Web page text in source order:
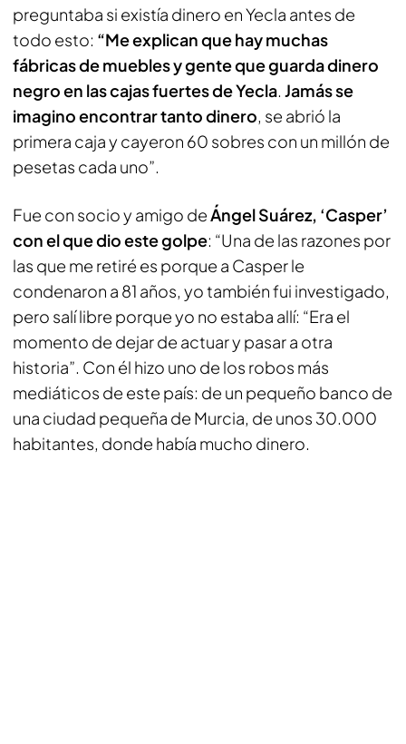
preguntaba si existía dinero en Yecla antes de
todo esto: “Me explican que hay muchas
fábricas de muebles y gente que guarda dinero
negro en las cajas fuertes de Yecla. Jamás se
imagino encontrar tanto dinero, se abrió la
primera caja y cayeron 60 sobres con un millón de
pesetas cada uno”.
Fue con socio y amigo deÁngel Suárez, ‘Casper’
con el que dio este golpe: “Una de las razones por
las que me retiré es porque a Casper le
condenaron a 81 años, yo también fui investigado,
pero salí libre porque yo no estaba allí: “Era el
momento de dejar de actuar y pasar a otra
historia”. Con él hizo uno de los robos más
mediáticos de este país: de un pequeño banco de
una ciudad pequeña de Murcia, de unos 30.000
habitantes, donde había mucho dinero.